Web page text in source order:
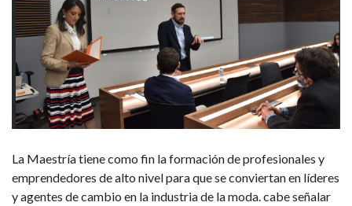
La Maestría tiene como fin la formación de profesionales y
emprendedores de alto nivel para que se conviertan en líderes
y agentes de cambio en la industria de la moda. cabe señalar